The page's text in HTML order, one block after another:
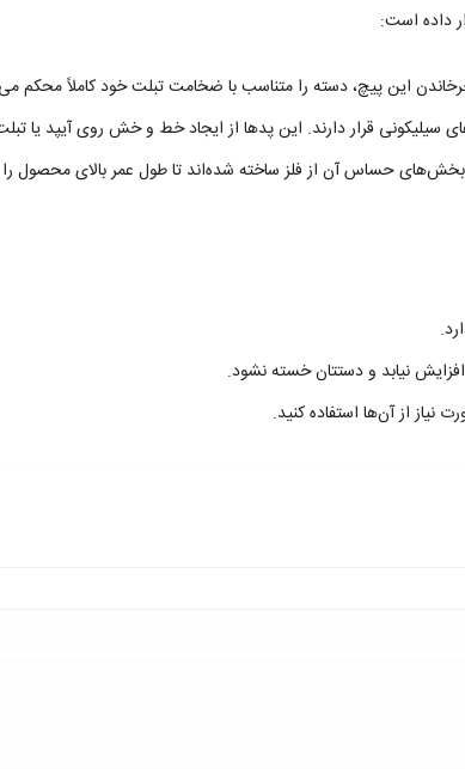
داده است:
این پیچ، دسته را متناسب با ضخامت تبلت خود کاملاً محکم
سیلیکونی قرار دارند. این پدها از ایجاد خط و خش روی آیپد یا
حساس آن از فلز ساخته شده‌اند تا طول عمر بالای محصول
نیابد و دستتان خسته نشود.
نیاز از آن‌ها استفاده کنید.